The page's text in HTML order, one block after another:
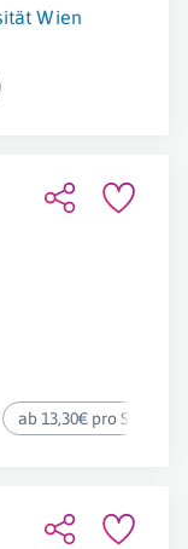
Wien
ab 13,30€ pro Stunde